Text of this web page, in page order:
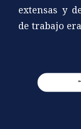
extensas y
de trabajo